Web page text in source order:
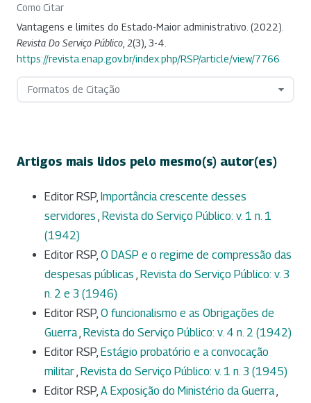
Como Citar
Vantagens e limites do Estado-Maior administrativo. (2022).
Revista Do Serviço Público 2(3), 3-4.
https://revista.enap.gov.br/index.php/RSP/article/view/7766
Formatos de Citação
Artigos mais lidos pelo mesmo(s) autor(es)
Editor RSP, Importância crescente desses
servidores , Revista do Serviço Público: v. 1 n. 1
(1942)
Editor RSP, O DASP e o regime de compressão das
despesas públicas , Revista do Serviço Público: v. 3
n. 2 e 3 (1946)
Editor RSP, O funcionalismo e as Obrigações de
Guerra, Revista do Serviço Público: v. 4 n. 2 (1942)
Editor RSP, Estágio probatório e a convocação
militar, Revista do Serviço Público: v. 1 n. 3 (1945)
Editor RSP, A Exposição do Ministério da Guerra,